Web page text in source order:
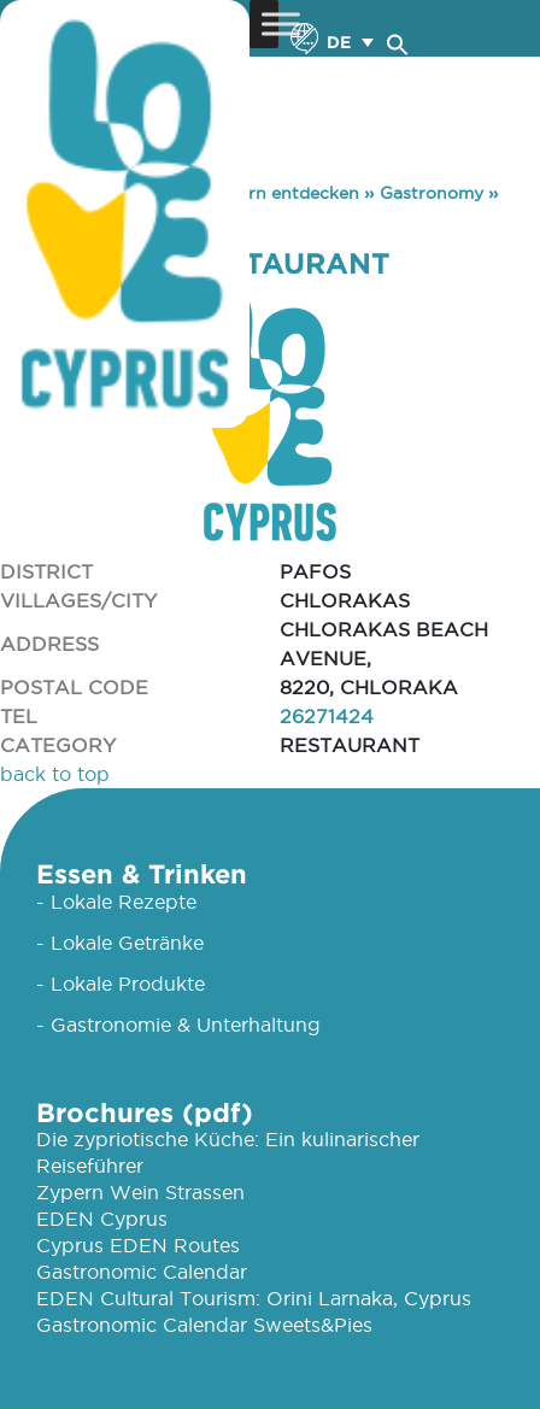
DE
You are here: Home »Zypern entdecken » Gastronomy»
ALICELAND RESTAURANT
ALICELAND RESTAURANT
DISTRICT
PAFOS
VILLAGES/CITY
CHLORAKAS
ADDRESS
CHLORAKAS BEACH
AVENUE,
POSTAL CODE
8220, CHLORAKA
TEL
26271424
CATEGORY
RESTAURANT
back to top
Essen & Trinken
- Lokale Rezepte
- Lokale Getränke
- Lokale Produkte
- Gastronomie & Unterhaltung
Brochures (pdf)
Die zypriotische Küche: Ein kulinarischer
Reiseführer
Zypern Wein Strassen
EDEN Cyprus
Cyprus EDEN Routes
Gastronomic Calendar
EDEN Cultural Tourism: Orini Larnaka, Cyprus
Gastronomic Calendar Sweets&Pies